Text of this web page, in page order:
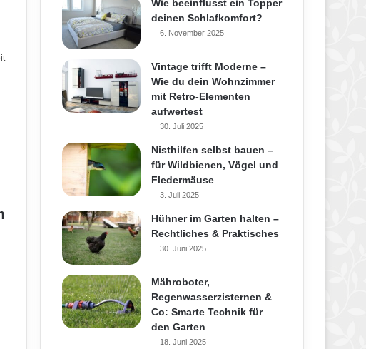
Wie beeinflusst ein Topper
deinen Schlafkomfort?
6. November 2025
Vintage trifft Moderne –
Wie du dein Wohnzimmer
mit Retro-Elementen
aufwertest
30. Juli 2025
Nisthilfen selbst bauen –
für Wildbienen, Vögel und
Fledermäuse
3. Juli 2025
Hühner im Garten halten –
Rechtliches & Praktisches
30. Juni 2025
Mähroboter,
Regenwasserzisternen &
Co: Smarte Technik für
den Garten
18. Juni 2025